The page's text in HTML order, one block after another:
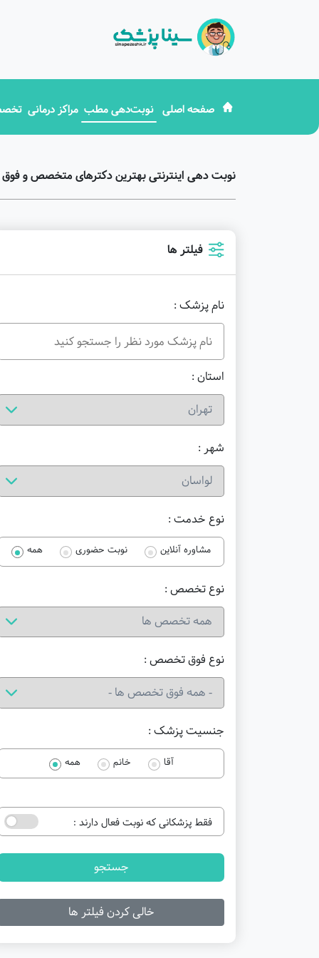
صفحه اصلی نوبت‌دهی مطب مراکز درمانی
نوبت دهی اینترنتی بهترین دکترهای متخصص و
فیلتر ها
نام پزشک :
استان :
شهر :
نوع خدمت :
مشاوره آنلاین نوبت حضوری همه
نوع تخصص :
نوع فوق تخصص :
جنسیت پزشک :
آقا خانم همه
فقط پزشکانی که نوبت فعال دارند :
جستجو
خالی کردن فیلتر ها